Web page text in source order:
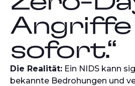
Angriffe
sofort.“
Die Realität: Ein NIDS kann
bekannte Bedrohungen und